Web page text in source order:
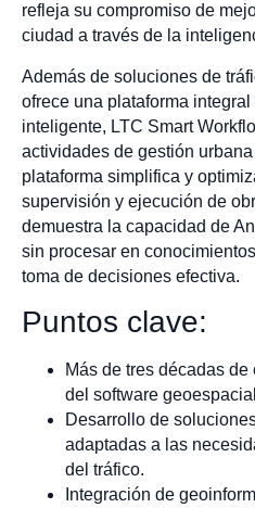
refleja su compromiso de
ciudad a través de la
Además de soluciones de
ofrece una plataforma
inteligente, LTC Smart
actividades de gestión
plataforma simplifica y
supervisión y ejecución de
demuestra la capacidad de
sin procesar en
toma de decisiones efectiva.
Puntos clave:
Más de tres décadas
del software
Desarrollo de
adaptadas a las
del tráfico.
Integración de